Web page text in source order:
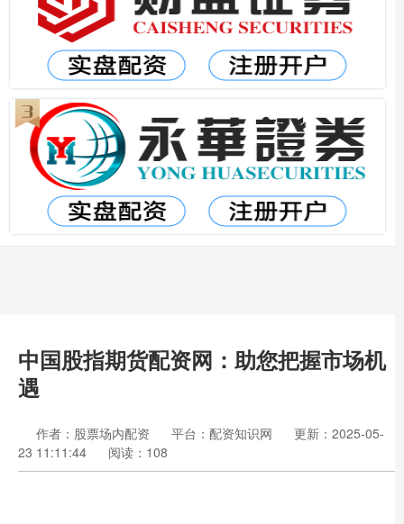
中国股指期货配资网：助您把握市场机
遇
作者：股票场内配资 平台：配资知识网
更新：2025-05-
23 11:11:44
阅读：108